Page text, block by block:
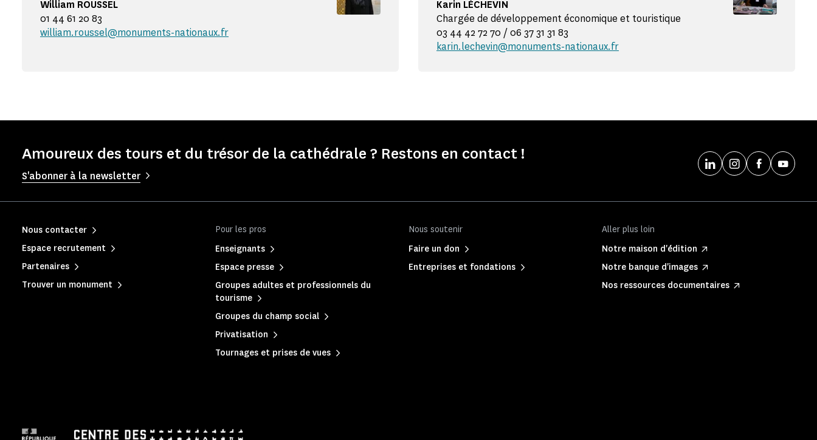
William ROUSSEL
01 44 61 20 83
william.roussel@monuments-nationaux.fr
Karin LÉCHEVIN
Chargée de développement économique et touristique
03 44 42 72 70 / 06 37 31 31 83
karin.lechevin@monuments-nationaux.fr
Amoureux des tours et du trésor de la cathédrale ? Restons en contact !
S'abonner à la newsletter
Pour les pros
Enseignants
Espace presse
Groupes adultes et professionnels du
tourisme
Groupes du champ social
Privatisation
Tournages et prises de vues
Nous soutenir
Faire un don
Entreprises et fondations
Aller plus loin
Notre maison d'édition
Notre banque d'images
Nos ressources documentaires
Nous contacter
Espace recrutement
Partenaires
Trouver un monument